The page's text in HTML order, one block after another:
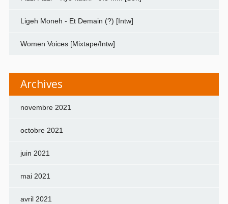
Ligeh Moneh - Et Demain (?) [Intw]
Women Voices [Mixtape/Intw]
Archives
novembre 2021
octobre 2021
juin 2021
mai 2021
avril 2021